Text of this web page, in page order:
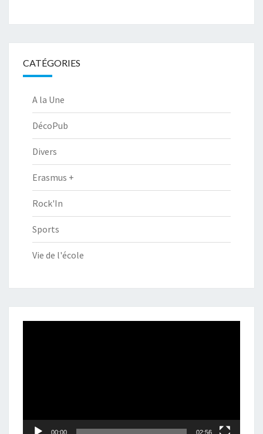
CATÉGORIES
A la Une
DécoPub
Divers
Erasmus +
Rock'In
Sports
Vie de l'école
00:00 02:56